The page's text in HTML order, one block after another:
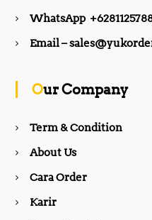
b
k
a
WhatsApp
Email –
Our Company
Term & Condition
About Us
Cara Order
Karir